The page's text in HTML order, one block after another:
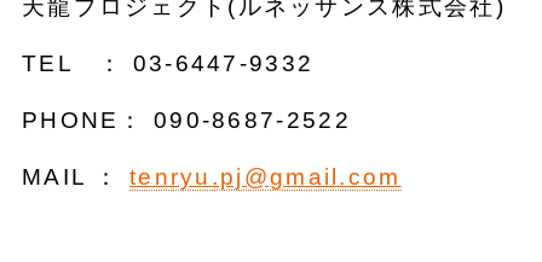
天龍プロジェクト(ルネッサンス株式会社)
TEL ： 03-6447-9332
PHONE： 090-8687-2522
MAIL ： tenryu.pj@gmail.com